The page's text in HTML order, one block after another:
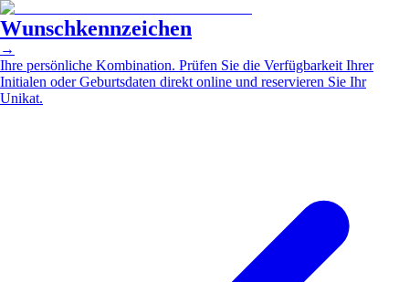
Wunschkennzeichen
→
Ihre persönliche Kombination. Prüfen Sie die Verfügbarkeit Ihrer
Initialen oder Geburtsdaten direkt online und reservieren Sie Ihr
Unikat.